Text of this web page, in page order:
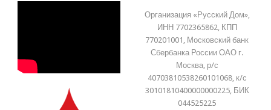
Организация «Русский Дом»,
ИНН 7702365862, КПП
770201001, Московский банк
Сбербанка России ОАО г.
Москва, р/с
40703810538260101068, к/с
30101810400000000225, БИК
044525225